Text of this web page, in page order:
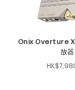
Onix Overture
放器